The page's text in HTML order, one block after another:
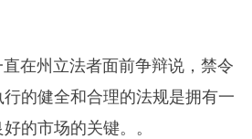
在州立法者面前争辩说，禁令
的健全和合理的法规是拥有一
的市场的关键。。